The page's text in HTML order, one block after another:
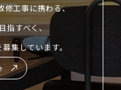
修工事に携わる、
指すべく、
集しています。